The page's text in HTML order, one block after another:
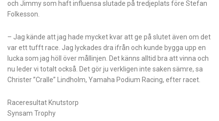
och Jimmy som haft influensa slutade på tredjeplats före Stefan
Folkesson.
– Jag kände att jag hade mycket kvar att ge på slutet även om det
var ett tufft race. Jag lyckades dra ifrån och kunde bygga upp en
lucka som jag höll över mållinjen. Det känns alltid bra att vinna och
nu leder vi totalt också. Det gör ju verkligen inte saken sämre, sa
Christer ”Cralle” Lindholm, Yamaha Podium Racing, efter racet.
Raceresultat Knutstorp
Synsam Trophy